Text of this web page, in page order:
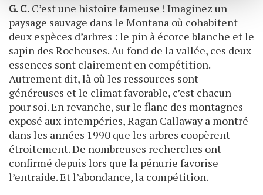
avec d'autres informations que vous leur avez fournies
ou qu'ils ont collectées lors de votre utilisation de leurs
services.
G. C. C’est une histoire fameuse ! Imaginez un
paysage sauvage dans le Montana où cohabitent
deux espèces d’arbres : le pin à écorce blanche et le
sapin des Rocheuses. Au fond de la vallée, ces deux
essences sont clairement en compétition.
Autrement dit, là où les ressources sont
généreuses et le climat favorable, c’est chacun
pour soi. En revanche, sur le flanc des montagnes
exposé aux intempéries, Ragan Callaway a montré
dans les années 1990 que les arbres coopèrent
étroitement. De nombreuses recherches ont
confirmé depuis lors que la pénurie favorise
l’entraide. Et l’abondance, la compétition.